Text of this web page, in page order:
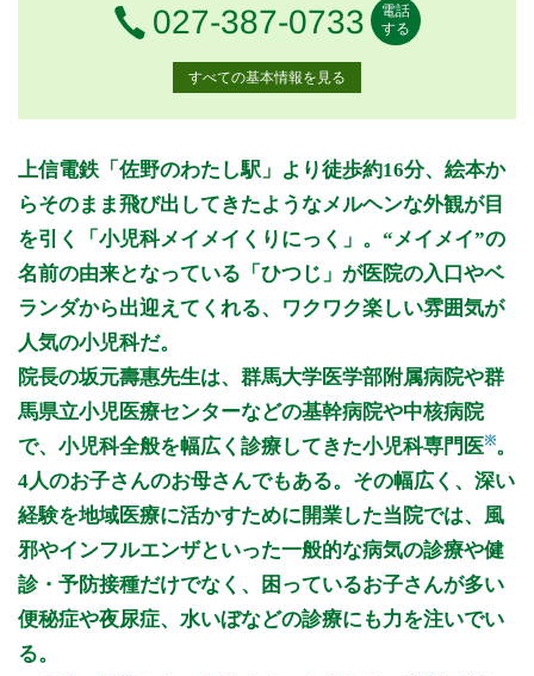
電話番号
027-387-0733
電話
する
すべての基本情報を見る
診療時間 月 月曜日
火 火曜日
水 水曜日
木 木曜日
金金曜日
土土曜日
日日曜日
祝
9:00〜12:00
● ● ●
●
14:00〜16:00
●
15:00〜18:00
● ● ● ●
休診日: 水、日、祝、 第5土曜
備考: ※火/金の14:00～15:00は予防接種・乳幼児健診のみを行
なっております。午後の一般診療は15:00より開始いたしま
す。
※予防接種・乳幼児健診は予約制となります。
※診療時間や臨時休診・診療内容等について、事前に必ず医療
機関ホームページ、またはお電話にてご確認ください。
>>病院なびで医療機関の詳細を見る
公式HPはこちら
上信電鉄「佐野のわたし駅」より徒歩約16分、絵本か
らそのまま飛び出してきたようなメルヘンな外観が目
を引く「小児科メイメイくりにっく」。“メイメイ”の
名前の由来となっている「ひつじ」が医院の入口やベ
ランダから出迎えてくれる、ワクワク楽しい雰囲気が
人気の小児科だ。
院長の坂元壽惠先生は、群馬大学医学部附属病院や群
馬県立小児医療センターなどの基幹病院や中核病院
で、小児科全般を幅広く診療してきた小児科専門医※。
4人のお子さんのお母さんでもある。その幅広く、深い
経験を地域医療に活かすために開業した当院では、風
邪やインフルエンザといった一般的な病気の診療や健
診・予防接種だけでなく、困っているお子さんが多い
便秘症や夜尿症、水いぼなどの診療にも力を注いでい
る。